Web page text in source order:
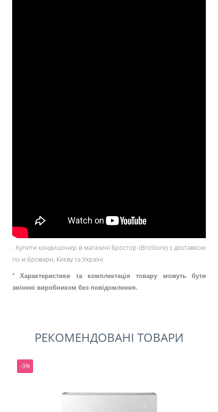
- Купити кондиціонер в магазині Бростор (BroStore) з доставкою
по м.Бровари, Києву та Україні.
* Характеристики та комплектація товару можуть бути
змінені виробником без повідомлення.
РЕКОМЕНДОВАНІ ТОВАРИ
-3%